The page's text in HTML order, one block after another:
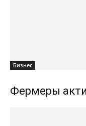
Бизнес
Фермеры